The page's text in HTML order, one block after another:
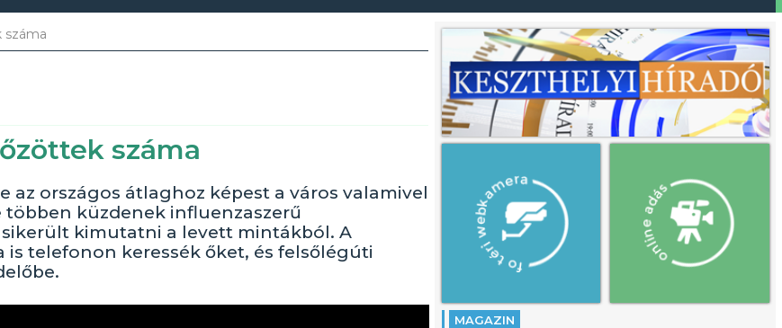
száma
száma
az országos átlaghoz képest a város valamivel
küzdenek influenzaszerű
kimutatni a levett mintákból. A
telefonon keressék őket, és felsőlégúti
MAGAZIN